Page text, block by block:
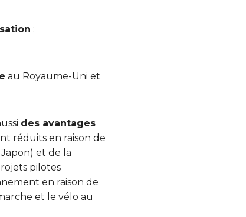
:
au Royaume-Uni et
des avantages
réduits en raison de
et de la
pilotes
en raison de
et le vélo au